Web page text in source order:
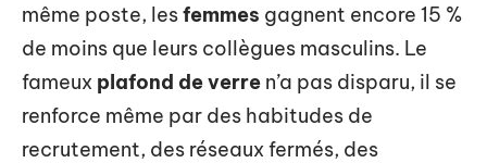
même poste, lesfemmes gagnent encore 15 %
de moins que leurs collègues masculins. Le
fameux plafond de verre n’a pas disparu, il se
renforce même par des habitudes de
recrutement, des réseaux fermés, des